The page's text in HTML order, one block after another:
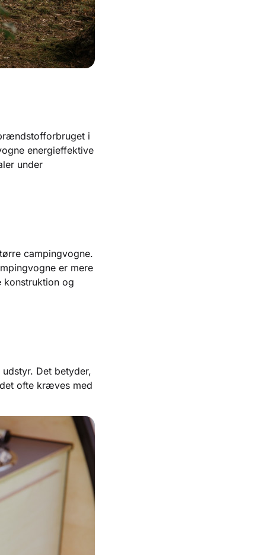
i
energieffektive
under
campingvogne.
er mere
og
Det betyder,
ofte kræves med